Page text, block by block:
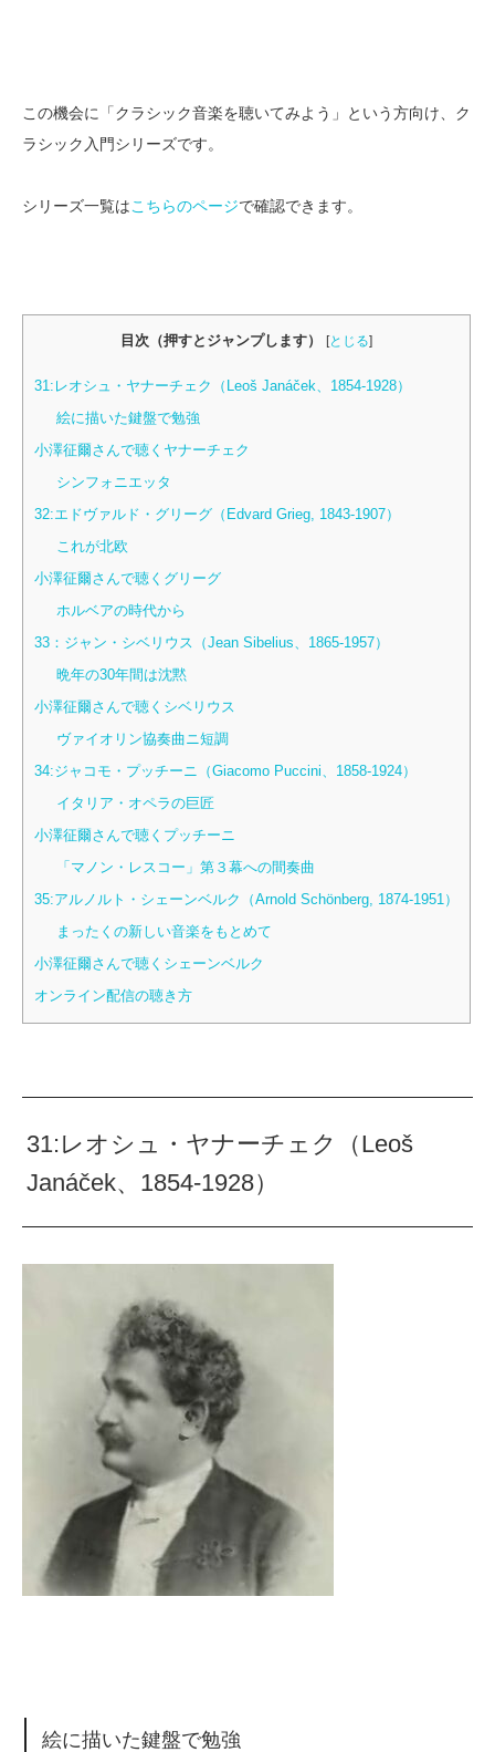
この機会に「クラシック音楽を聴いてみよう」という方向け、ク
ラシック入門シリーズです。
シリーズ一覧はこちらのページで確認できます。
目次（押すとジャンプします） [とじる]
31:レオシュ・ヤナーチェク（Leoš Janáček、1854-1928）
絵に描いた鍵盤で勉強
小澤征爾さんで聴くヤナーチェク
シンフォニエッタ
32:エドヴァルド・グリーグ（Edvard Grieg, 1843-1907）
これが北欧
小澤征爾さんで聴くグリーグ
ホルベアの時代から
33：ジャン・シベリウス（Jean Sibelius、1865-1957）
晩年の30年間は沈黙
小澤征爾さんで聴くシベリウス
ヴァイオリン協奏曲ニ短調
34:ジャコモ・プッチーニ（Giacomo Puccini、1858-1924）
イタリア・オペラの巨匠
小澤征爾さんで聴くプッチーニ
「マノン・レスコー」第３幕への間奏曲
35:アルノルト・シェーンベルク（Arnold Schönberg, 1874-1951）
まったくの新しい音楽をもとめて
小澤征爾さんで聴くシェーンベルク
オンライン配信の聴き方
31:レオシュ・ヤナーチェク（Leoš
Janáček、1854-1928）
絵に描いた鍵盤で勉強